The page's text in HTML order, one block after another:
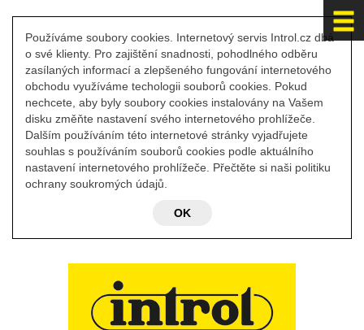
Používáme soubory cookies. Internetový servis Introl.cz dbá
o své klienty. Pro zajištění snadnosti, pohodlného odběru
zasílaných informací a zlepšeného fungování internetového
obchodu využíváme techologii souborů cookies. Pokud
nechcete, aby byly soubory cookies instalovány na Vašem
disku změňte nastavení svého internetového prohlížeče.
Dalším používáním této internetové stránky vyjadřujete
souhlas s používáním souborů cookies podle aktuálního
nastavení internetového prohlížeče. Přečtěte si naši politiku
ochrany soukromých údajů.
OK